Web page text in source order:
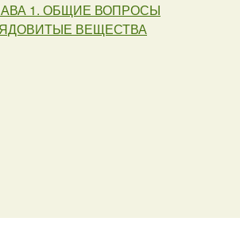
1. ОБЩИЕ ВОПРОСЫ
ЯДОВИТЫЕ ВЕЩЕСТВА